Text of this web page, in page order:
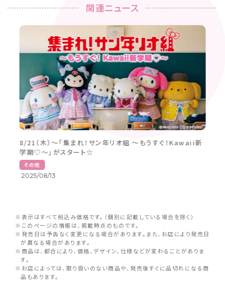
関連ニュース
8/21（木）～「集まれ！サン年リオ組 ～もうすぐ！Kawaii新
学期♡～」がスタート☆
その他
2025/08/13
※表示はすべて税込み価格です。（個別に記載している場合を除く）
※このページの情報は、掲載時点のものです。
※発売日は予告なく変更になる場合があります。また、お店により発売日
が異なる場合があります。
※商品は、都合により、価格、デザイン、仕様などが変わることがありま
す。
※お店によっては、取り扱いのない商品や、発売後すぐに品切れになる商
品もあります。